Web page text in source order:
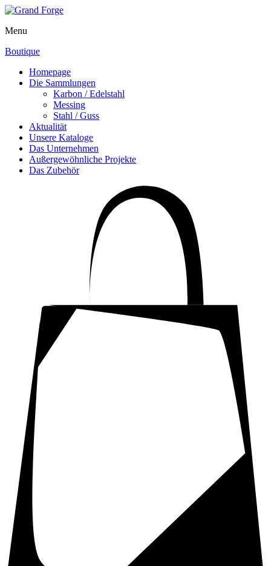
Menu
Boutique
Homepage
Die Sammlungen
Karbon / Edelstahl
Messing
Stahl / Guss
Aktualität
Unsere Kataloge
Das Unternehmen
Außergewöhnliche Projekte
Das Zubehör